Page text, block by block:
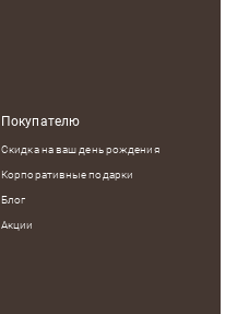
Покупателю
Скидка на ваш день рождения
Корпоративные подарки
Блог
Акции